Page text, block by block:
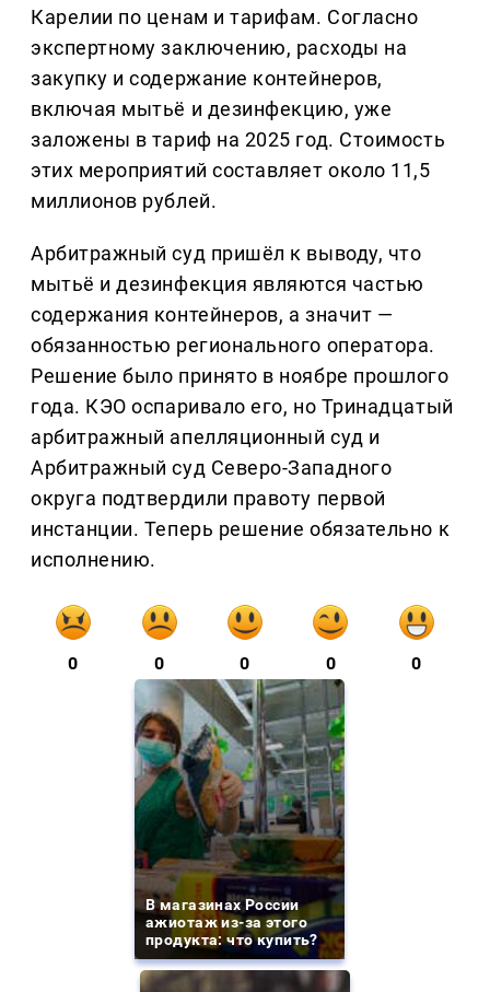
Карелии по ценам и тарифам. Согласно
экспертному заключению, расходы на
закупку и содержание контейнеров,
включая мытьё и дезинфекцию, уже
заложены в тариф на 2025 год. Стоимость
этих мероприятий составляет около 11,5
миллионов рублей.
Арбитражный суд пришёл к выводу, что
мытьё и дезинфекция являются частью
содержания контейнеров, а значит —
обязанностью регионального оператора.
Решение было принято в ноябре прошлого
года. КЭО оспаривало его, но Тринадцатый
арбитражный апелляционный суд и
Арбитражный суд Северо-Западного
округа подтвердили правоту первой
инстанции. Теперь решение обязательно к
исполнению.
0 0 0 0 0
В магазинах России
ажиотаж из-за этого
продукта: что купить?